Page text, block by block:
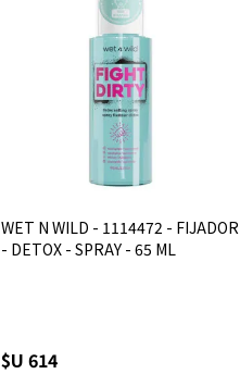
WET N WILD - 1114472 - FIJADOR
- DETOX - SPRAY - 65 ML
$U 614